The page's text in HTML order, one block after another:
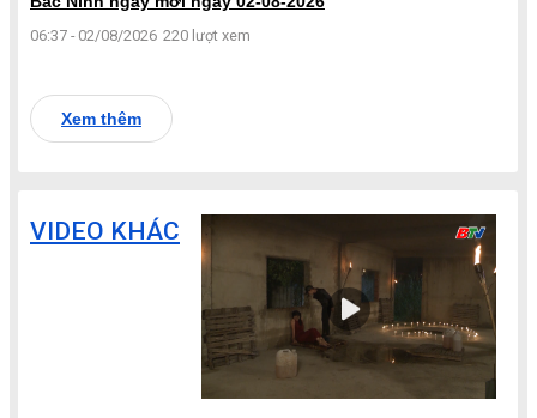
06:37 - 02/08/2026 220 lượt xem
Xem thêm
VIDEO KHÁC